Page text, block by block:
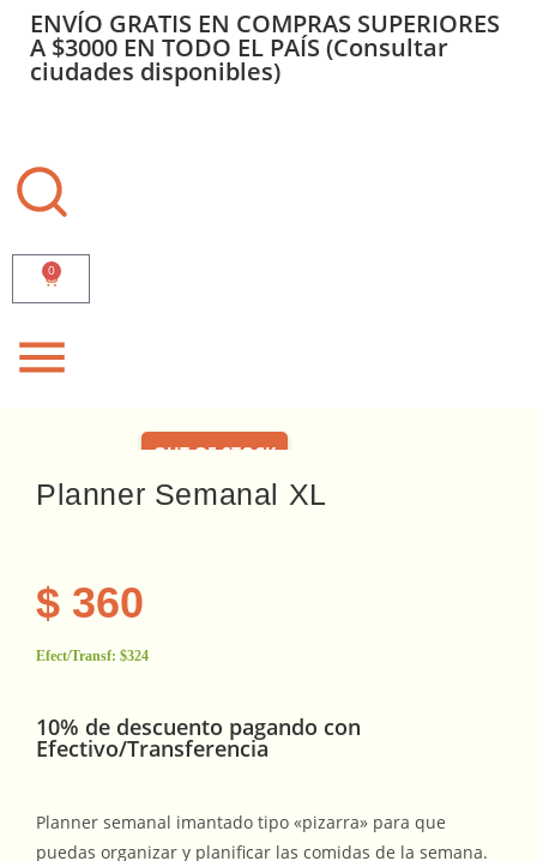
ENVÍO GRATIS EN COMPRAS SUPERIORES
A $3000 EN TODO EL PAÍS (Consultar
ciudades disponibles)
0
OUT OF STOCK
Planner Semanal XL
$ 360
Efect/Transf: $324
10% de descuento pagando con
Efectivo/Transferencia
Planner semanal imantado tipo «pizarra» para que
puedas organizar y planificar las comidas de la semana.